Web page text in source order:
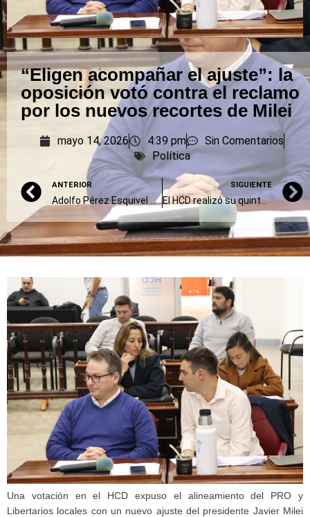
“Eligen acompañar el ajuste”: la
oposición votó contra el reclamo
por los nuevos recortes de Milei
mayo 14, 2026 4:39 pm
Sin Comentarios
Política
ANTERIOR
Adolfo Pérez Esquivel participó en Azul de la Marcha Federal Universitaria
SIGUIENTE
El HCD realizó su quinta sesión ordinaria: los proyectos sancionados
Una votación en el HCD expuso el alineamiento del PRO y
Libertarios locales con un nuevo ajuste del presidente Javier Milei